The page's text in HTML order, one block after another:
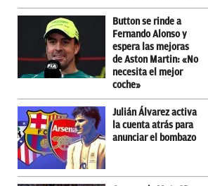
Button se rinde a
Fernando Alonso y
espera las mejoras
de Aston Martin: «No
necesita el mejor
coche»
Julián Álvarez activa
la cuenta atrás para
anunciar el bombazo